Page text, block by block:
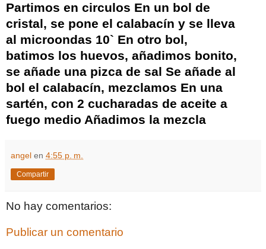
Partimos en circulos En un bol de
cristal, se pone el calabacín y se lleva
al microondas 10` En otro bol,
batimos los huevos, añadimos bonito,
se añade una pizca de sal Se añade al
bol el calabacín, mezclamos En una
sartén, con 2 cucharadas de aceite a
fuego medio Añadimos la mezcla
angel en 4:55 p. m.
Compartir
No hay comentarios:
Publicar un comentario